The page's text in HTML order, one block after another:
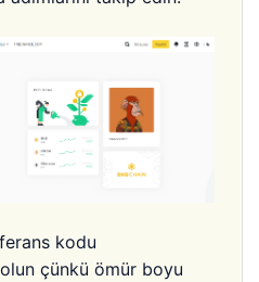
kodu
olun çünkü ömür boyu